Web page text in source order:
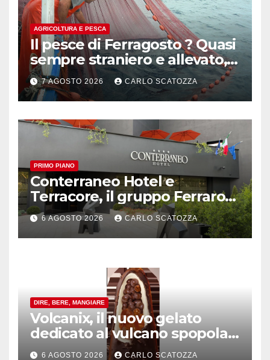
AGRICOLTURA E PESCA
Il pesce di Ferragosto ? Quasi
sempre straniero e allevato,
in sofferenza
7 AGOSTO 2026 CARLO SCATOZZA
PRIMO PIANO
Conterraneo Hotel e
Terracore, il gruppo Ferraro
amplia l’ ospitalità e il gusto
alle porte di Caserta
6 AGOSTO 2026 CARLO SCATOZZA
DIRE, BERE, MANGIARE
Volcanix, il nuovo gelato
dedicato al vulcano spopola,
è nato a Caivano
6 AGOSTO 2026 CARLO SCATOZZA